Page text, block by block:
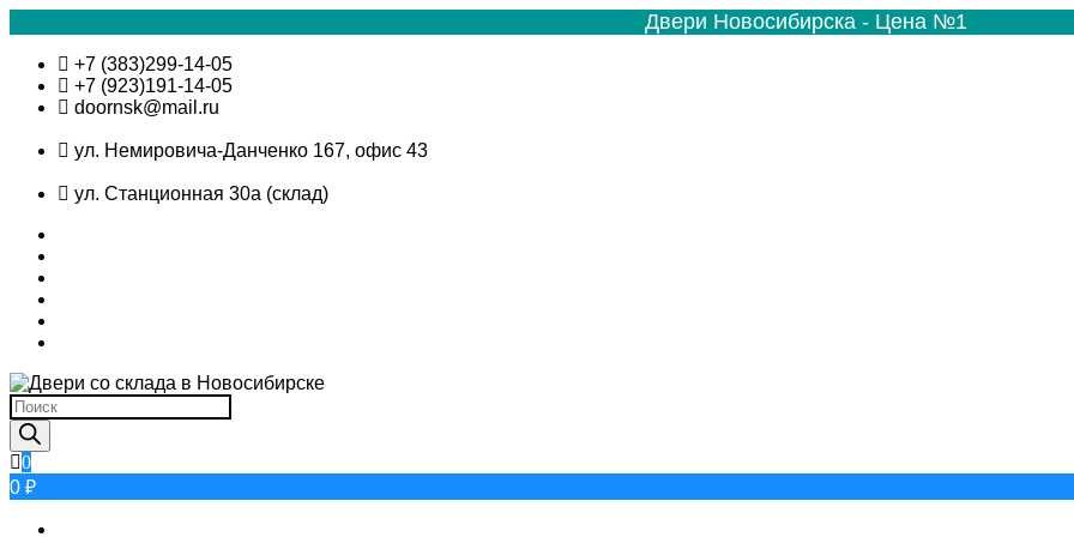
Двери Новосибирска - Цена №1
Skip
content
+7 (383)299-14-05
+7 (923)191-14-05
doornsk@mail.ru
ул. Немировича-Данченко 167, офис 43
ул. Станционная 30а (склад)
Поиск
товаров
0
0 ₽